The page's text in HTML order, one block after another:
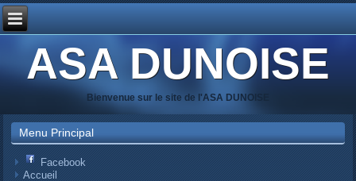
ASA DUNOISE
Bienvenue sur le site de l'ASA DUNOISE
Menu Principal
Facebook
Accueil